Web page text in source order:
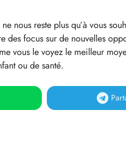
nous reste plus qu’à vous
focus sur de nouvelles
vous le voyez le meilleur
ou de santé.